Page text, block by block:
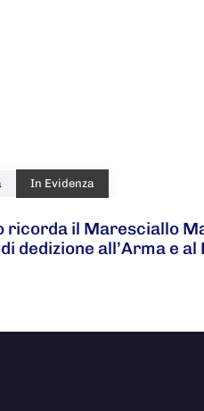
In Evidenza
ricorda il Maresciallo
dedizione all’Arma e al